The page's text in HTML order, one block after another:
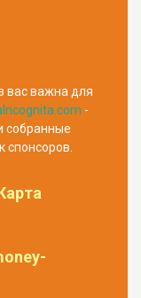
вас важна для
-
собранные
спонсоров.